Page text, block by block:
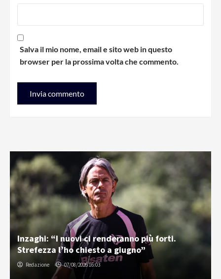
Salva il mio nome, email e sito web in questo
browser per la prossima volta che commento.
Inzaghi: “I nuovi ci renderanno più forti.
Strefezza l’ho chiesto a giugno”
Redazione 07/08/2026 16:03